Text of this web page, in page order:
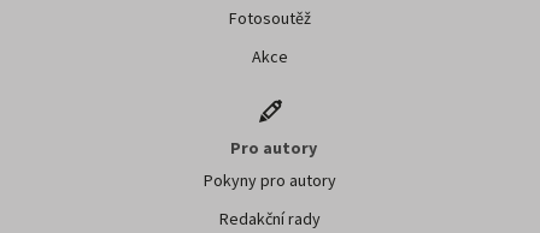
Fotosoutěž
Akce
Pro autory
Pokyny pro autory
Redakční rady